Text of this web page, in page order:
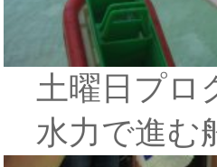
土曜日プロ
水力で進む